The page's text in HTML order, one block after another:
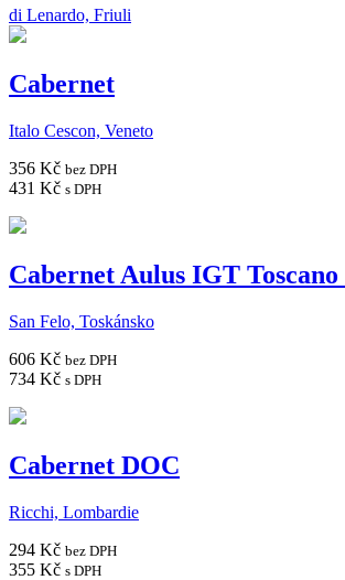
di Lenardo, Friuli
Cabernet
Italo Cescon, Veneto
356 Kč bez DPH
431 Kč s DPH
Cabernet Aulus IGT Toscano
San Felo, Toskánsko
606 Kč bez DPH
734 Kč s DPH
Cabernet DOC
Ricchi, Lombardie
294 Kč bez DPH
355 Kč s DPH